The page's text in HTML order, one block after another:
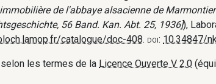
de l'abbaye alsacienne de
56 Band. Kan. Abt. 25, 1936]),
catalogue/doc-408. doi: 10.34847/
les termes de la Licence Ouverte V 2.0